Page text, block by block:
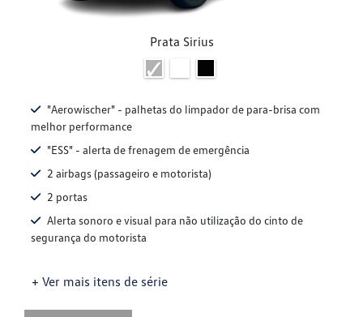
Prata Sirius
"Aerowischer" - palhetas do limpador de para-brisa com
melhor performance
"ESS" - alerta de frenagem de emergência
2 airbags (passageiro e motorista)
2 portas
Alerta sonoro e visual para não utilização do cinto de
segurança do motorista
+ Ver mais itens de série